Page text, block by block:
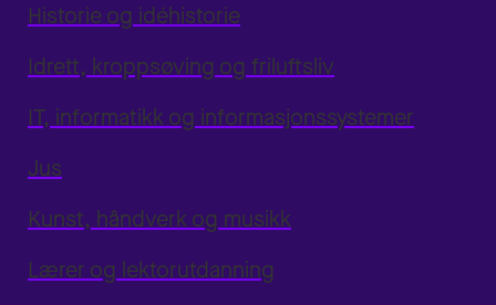
Historie og idéhistorie
Idrett, kroppsøving og friluftsliv
IT, informatikk og informasjonssystemer
Jus
Kunst, håndverk og musikk
Lærer og lektorutdanning